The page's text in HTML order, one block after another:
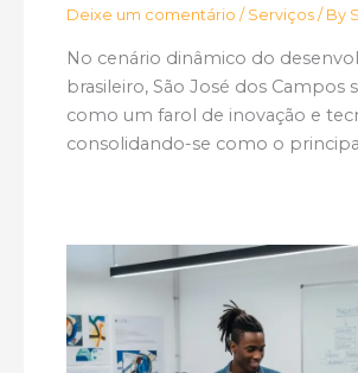
Deixe um comentário / Serviços / By
No cenário dinâmico do
brasileiro, São José dos Campos
como um farol de inovação e
consolidando-se como o